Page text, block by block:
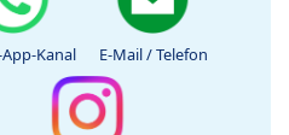
Kanal E-Mail / Telefon